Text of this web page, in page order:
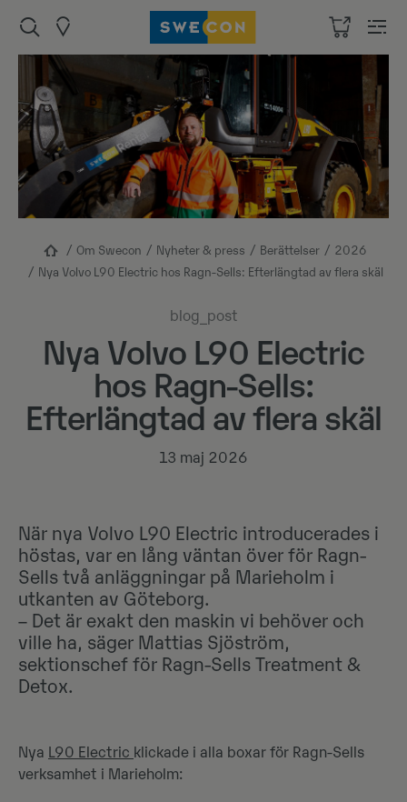
Om Swecon Nyheter & press Berättelser
2026
Nya Volvo L90 Electric hos Ragn-Sells: Efterlängtad av flera skäl
blog_post
Nya Volvo L90 Electric
hos Ragn-Sells:
Efterlängtad av flera skäl
13 maj 2026
När nya Volvo L90 Electric introducerades i
höstas, var en lång väntan över för Ragn-
Sells två anläggningar på Marieholm i
utkanten av Göteborg.
– Det är exakt den maskin vi behöver och
ville ha, säger Mattias Sjöström,
sektionschef för Ragn-Sells Treatment &
Detox.
Nya L90 Electric klickade i alla boxar för Ragn-Sells
verksamhet i Marieholm: